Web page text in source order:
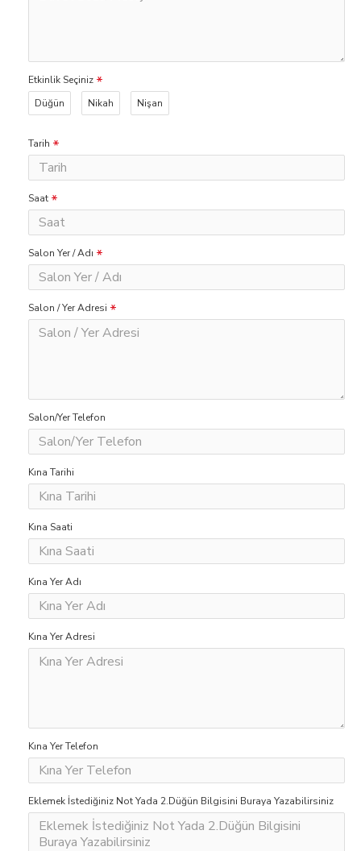
Etkinlik Seçiniz
Düğün
Nikah Nişan
Tarih
Saat
Salon Yer / Adı
Salon / Yer Adresi
Salon/Yer Telefon
Kına Tarihi
Kına Saati
Kına Yer Adı
Kına Yer Adresi
Kına Yer Telefon
Eklemek İstediğiniz Not Yada 2.Düğün Bilgisini Buraya Yazabilirsiniz